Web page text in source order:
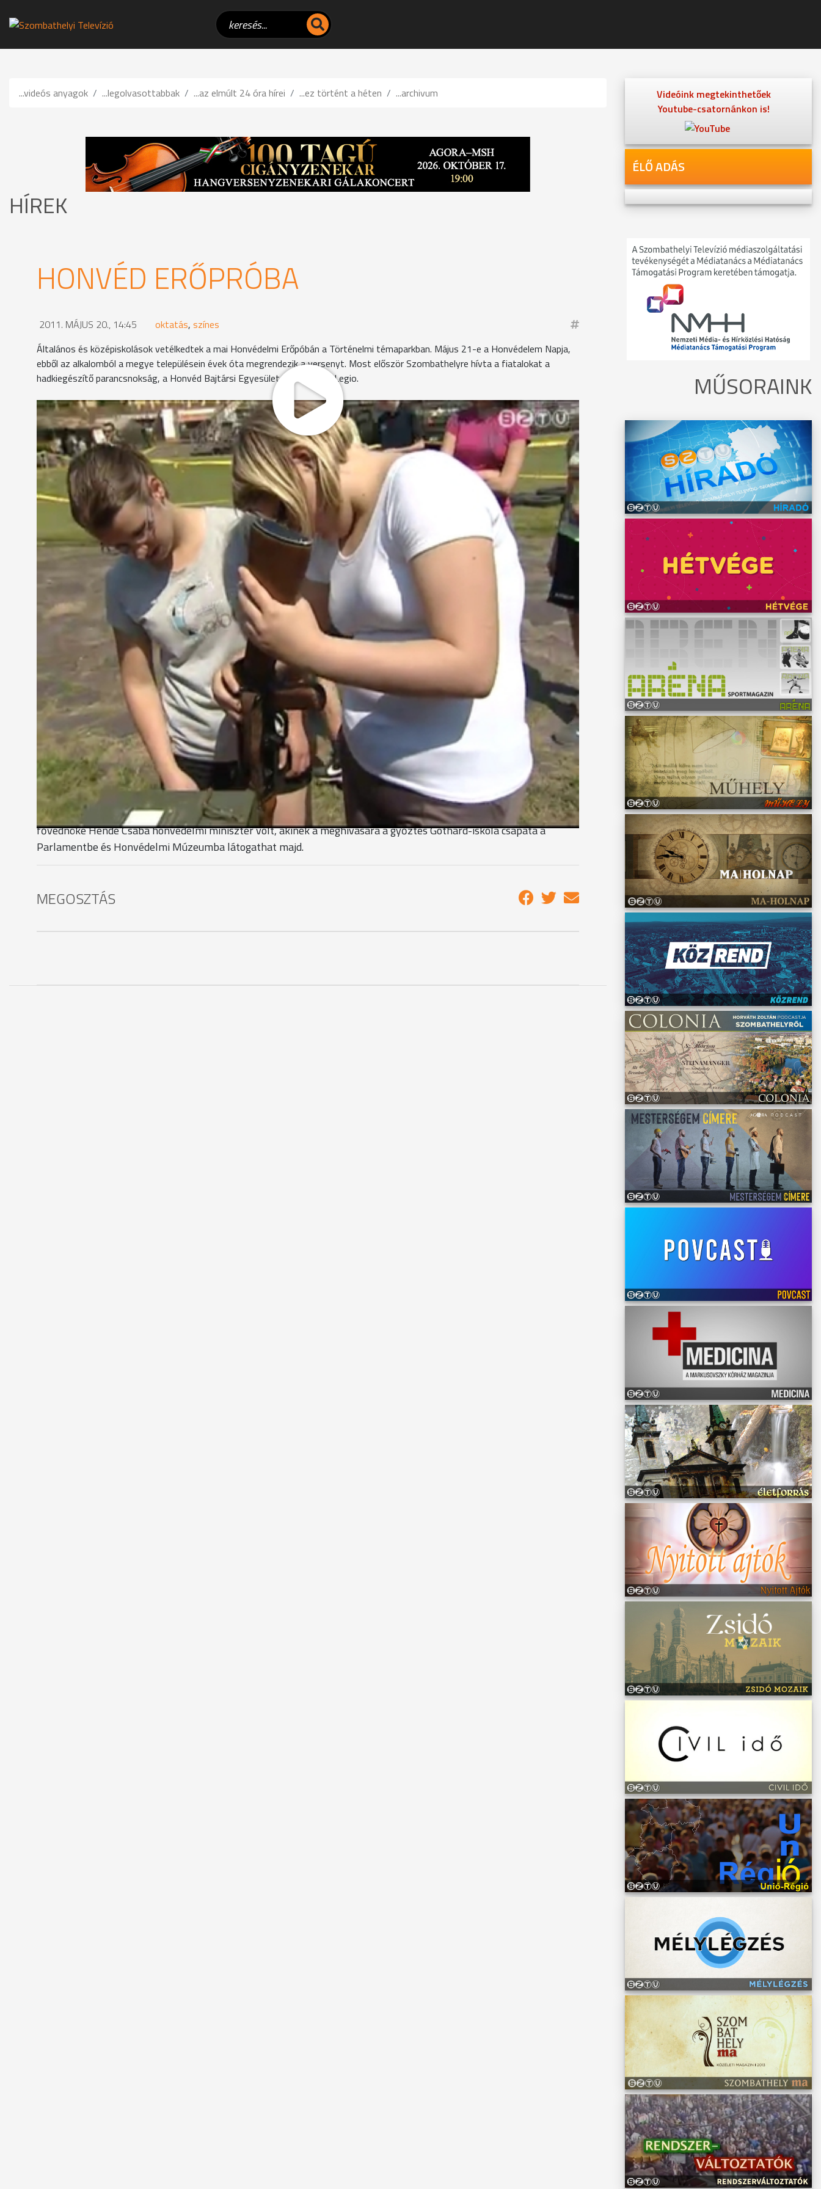
...videós anyagok ...legolvasottabbak ...az elmúlt 24 óra hírei ...ez történt a héten ...archivum
HÍREK
HONVÉD ERŐPRÓBA
2011. MÁJUS 20., 14:45 oktatás, színes
Általános és középiskolások vetélkedtek a mai Honvédelmi Erőpóbán a Történelmi témaparkban. Május 21-e a Honvédelem Napja,
ebből az alkalomból a megye településein évek óta megrendezik a versenyt. Most először Szombathelyre hívta a fiatalokat a
hadkiegészítő parancsnokság, a Honvéd Bajtársi Egyesület és a Savaria Legio.
A Zrínyi-iskola csapata épp az akadálypályát teljesíti. Futnak, kúsznak, cipelik a menetfelszerelést a diákok. A
lányoknak is kihívás az erőpróba.
"Ki akartuk próbálni, milyen katonának lenni.
-Milyen benyomást szereztetek?
Nagyon jó, volt, fantasztikus."
A lányok voltak a gyorsabbak a fegyver szétszedésében és összerakásában is. A gránátdobás viszont senkinek nem
ment könnyen.
A diákok a legionáriusok segítségével egy ókori harci eszközt, a skorpiólövőt is kipróbálhatták.
"Lövedékek kilövésére való rövid hatótávolságú ostromgép."
A versenyre 25 csapat jelentkezett a megyéből.
Ferge László - százados, hadkiegészítő parancsnokság
"A Magyar Honvédség kiemelten figyel arra, hogy a fiatalok egészségesen éljenek, sportoljanak. Emellett célunk az
is, hogy bemutassuk, milyen a kiképzés."
A gyerekek ízelítőt kaptak abból, hogyan készül fel egy katona a feladatai végrehajtására. Voltak köztük olyan 7.
osztályosok is, akik már eldöntötték, hogy a katonai hivatást választják.
Varga Balázs - tanuló, Celldömölk-Alsóság Általános Iskola
"Nekem az tetszik benne, hogy van sok fegyver, kiképzés, futás, fekvőtámasz, stb."
Ebben a szimulátorban pedig egy MIG 29-es harci repülőgép pilótájaként is helyt állhattak a diákok. A verseny
fővédnöke Hende Csaba honvédelmi miniszter volt, akinek a meghívására a győztes Gothard-iskola csapata a
Parlamentbe és Honvédelmi Múzeumba látogathat majd.
MEGOSZTÁS
Videóink megtekinthetőek
Youtube-csatornánkon is!
ÉLŐ ADÁS
MŰSORAINK